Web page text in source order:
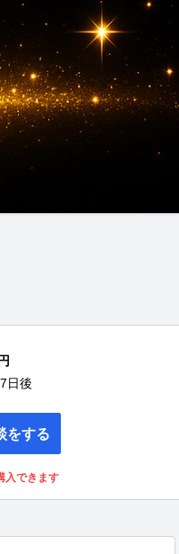
円
日後
をする
入できます